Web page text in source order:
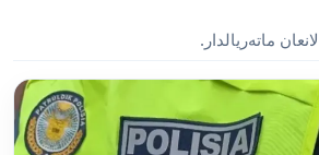
ماتەريالدار.